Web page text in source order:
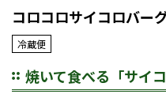
コロコロサイコロバー
冷蔵便
焼いて食べる「サイ